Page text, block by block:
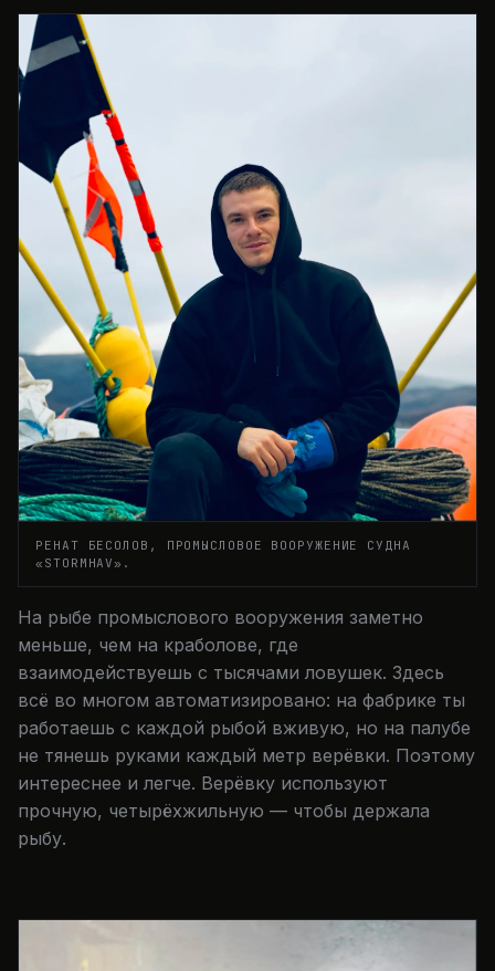
РЕНАТ БЕСОЛОВ, ПРОМЫСЛОВОЕ ВООРУЖЕНИЕ СУДНА
«STORMHAV».
На рыбе промыслового вооружения заметно
меньше, чем на краболове, где
взаимодействуешь с тысячами ловушек. Здесь
всё во многом автоматизировано: на фабрике ты
работаешь с каждой рыбой вживую, но на палубе
не тянешь руками каждый метр верёвки. Поэтому
интереснее и легче. Верёвку используют
прочную, четырёхжильную — чтобы держала
рыбу.